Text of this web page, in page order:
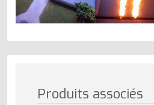
Produits associés